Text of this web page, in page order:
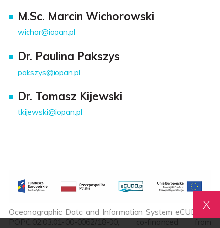
M.Sc. Marcin Wichorowski
wichor@iopan.pl
Dr. Paulina Pakszys
pakszys@iopan.pl
Dr. Tomasz Kijewski
tkijewski@iopan.pl
Oceanographic Data and Information System eCUDO.pl,
POPC.02.03.01-00-0062/18-00, co-financed from
X